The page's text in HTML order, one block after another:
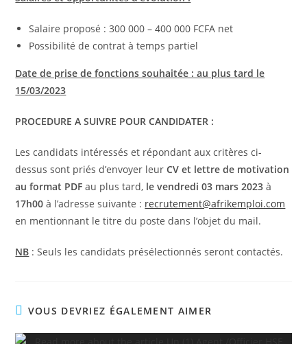
Salaire proposé : 300 000 – 400 000 FCFA net
Possibilité de contrat à temps partiel
Date de prise de fonctions souhaitée : au plus tard le
15/03/2023
PROCEDURE A SUIVRE POUR CANDIDATER :
Les candidats intéressés et répondant aux critères ci-
dessus sont priés d’envoyer leurCV et lettre de motivation
au format PDFau plus tard, le vendredi 03 mars 2023 à
17h00 à l’adresse suivante : recrutement@afrikemploi.com
en mentionnant le titre du poste dans l’objet du mail.
NB : Seuls les candidats présélectionnés seront contactés.
VOUS DEVRIEZ ÉGALEMENT AIMER